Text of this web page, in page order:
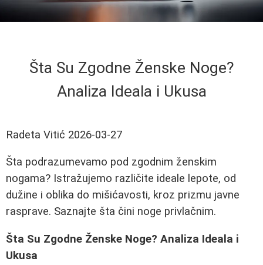
Šta Su Zgodne Ženske Noge?
Analiza Ideala i Ukusa
Radeta Vitić 2026-03-27
Šta podrazumevamo pod zgodnim ženskim
nogama? Istražujemo različite ideale lepote, od
dužine i oblika do mišićavosti, kroz prizmu javne
rasprave. Saznajte šta čini noge privlačnim.
Šta Su Zgodne Ženske Noge? Analiza Ideala i
Ukusa